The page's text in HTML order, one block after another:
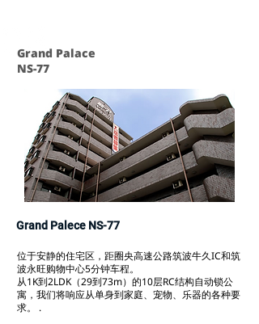
Grand Palace
NS-77
Grand Palece NS-77
位于安静的住宅区，距圈央高速公路筑波牛久IC和筑
波永旺购物中心5分钟车程。
从1K到2LDK（29到73m）的10层RC结构自动锁公
寓，我们将响应从单身到家庭、宠物、乐器的各种要
求。 .